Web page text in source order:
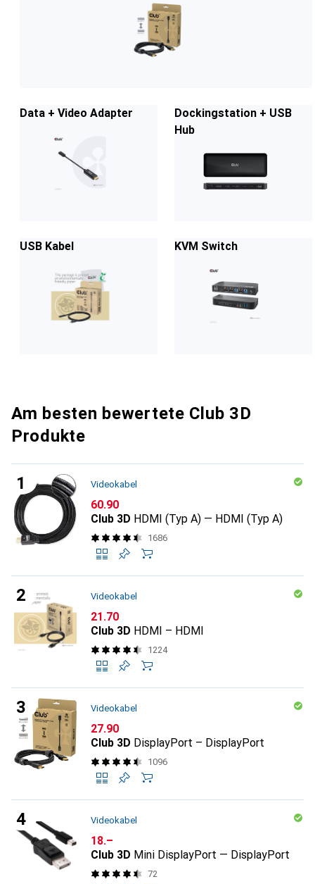
Data + Video Adapter
Dockingstation + USB
Hub
USB Kabel KVM Switch
Am besten bewertete Club 3D
Produkte
Videokabel
CHF
60.90
Club 3D HDMI (Typ A) — HDMI (Typ A)
1686
Videokabel
CHF
21.70
Club 3D HDMI – HDMI
1224
Videokabel
CHF
27.90
Club 3D DisplayPort – DisplayPort
1096
Videokabel
CHF
18.–
Club 3D Mini DisplayPort — DisplayPort
72